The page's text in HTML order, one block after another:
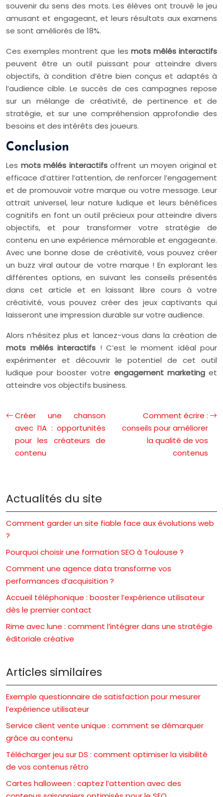
souvenir du sens des mots. Les élèves ont trouvé le jeu
amusant et engageant, et leurs résultats aux examens
se sont améliorés de 18%.
Ces exemples montrent que les mots mêlés interactifs
peuvent être un outil puissant pour atteindre divers
objectifs, à condition d’être bien conçus et adaptés à
l’audience cible. Le succès de ces campagnes repose
sur un mélange de créativité, de pertinence et de
stratégie, et sur une compréhension approfondie des
besoins et des intérêts des joueurs.
Conclusion
Les mots mêlés interactifs offrent un moyen original et
efficace d’attirer l’attention, de renforcer l’engagement
et de promouvoir votre marque ou votre message. Leur
attrait universel, leur nature ludique et leurs bénéfices
cognitifs en font un outil précieux pour atteindre divers
objectifs, et pour transformer votre stratégie de
contenu en une expérience mémorable et engageante.
Avec une bonne dose de créativité, vous pouvez créer
un buzz viral autour de votre marque ! En explorant les
différentes options, en suivant les conseils présentés
dans cet article et en laissant libre cours à votre
créativité, vous pouvez créer des jeux captivants qui
laisseront une impression durable sur votre audience.
Alors n’hésitez plus et lancez-vous dans la création de
mots mêlés interactifs ! C’est le moment idéal pour
expérimenter et découvrir le potentiel de cet outil
ludique pour booster votre engagement marketinget
atteindre vos objectifs business.
Créer une chanson
avec l’IA : opportunités
pour les créateurs de
contenu
Comment écrire :
conseils pour améliorer
la qualité de vos
contenus
Actualités du site
Comment garder un site fiable face aux évolutions web
?
Pourquoi choisir une formation SEO à Toulouse ?
Comment une agence data transforme vos
performances d’acquisition ?
Accueil téléphonique : booster l’expérience utilisateur
dès le premier contact
Rime avec lune : comment l’intégrer dans une stratégie
éditoriale créative
Articles similaires
Exemple questionnaire de satisfaction pour mesurer
l’expérience utilisateur
Service client vente unique : comment se démarquer
grâce au contenu
Télécharger jeu sur DS : comment optimiser la visibilité
de vos contenus rétro
Cartes halloween : captez l’attention avec des